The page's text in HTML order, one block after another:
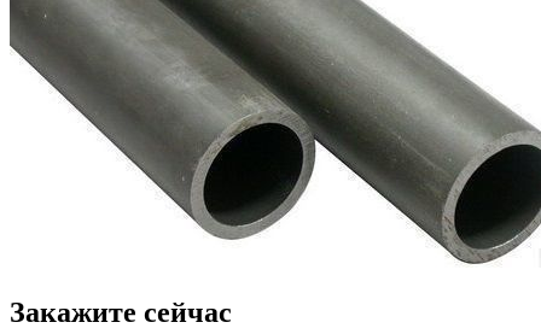
Закажите сейчас